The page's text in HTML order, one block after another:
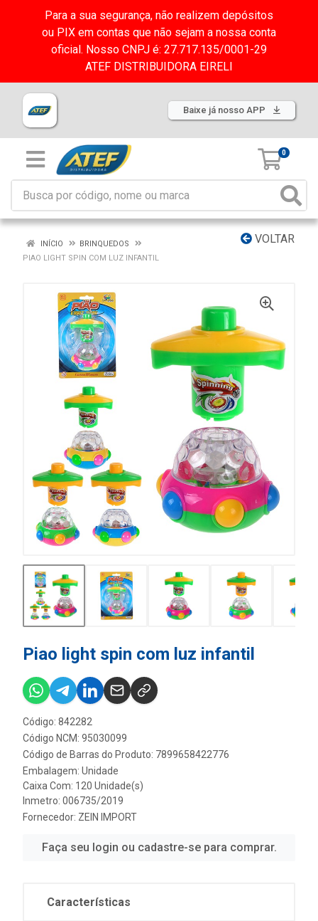
Para a sua segurança, não realizem depósitos
ou PIX em contas que não sejam a nossa conta
oficial. Nosso CNPJ é: 27.717.135/0001-29
ATEF DISTRIBUIDORA EIRELI
Baixe já nosso APP
0
VOLTAR
INÍCIO
BRINQUEDOS
PIAO LIGHT SPIN COM LUZ INFANTIL
Piao light spin com luz infantil
Código: 842282
Código NCM: 95030099
Código de Barras do Produto: 7899658422776
Embalagem: Unidade
Caixa Com: 120 Unidade(s)
Inmetro: 006735/2019
Fornecedor: ZEIN IMPORT
Faça seu login ou cadastre-se para comprar.
Características